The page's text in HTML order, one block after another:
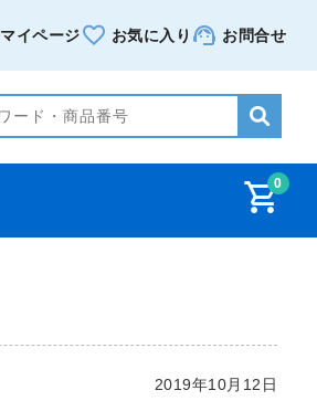
マイページ お気に入り お問合せ
0
2019年10月12日